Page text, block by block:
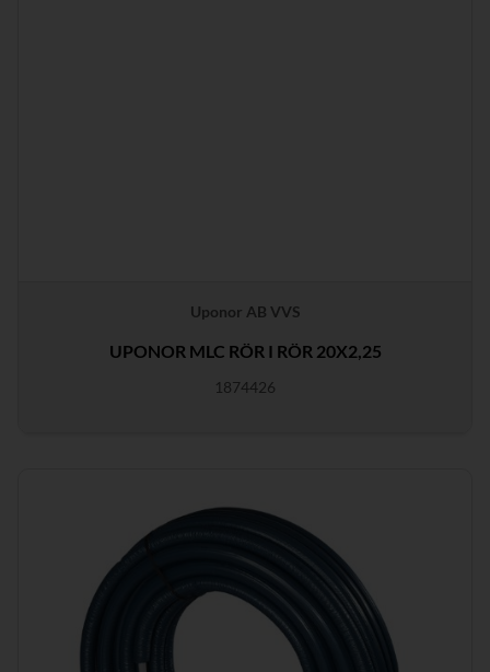
Uponor AB VVS
UPONOR MLC RÖR I RÖR 20X2,25
1874426